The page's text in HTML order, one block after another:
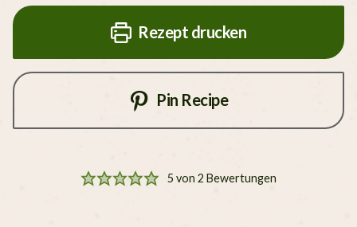
Rezept drucken
Pin Recipe
5 von 2 Bewertungen